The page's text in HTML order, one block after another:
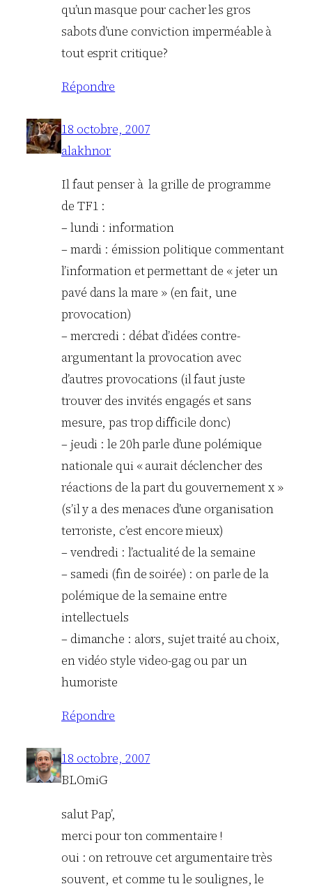
qu’un masque pour cacher les gros
sabots d’une conviction imperméable à
tout esprit critique?
Répondre
18 octobre, 2007
alakhnor
Il faut penser à la grille de programme
de TF1 :
– lundi : information
– mardi : émission politique commentant
l’information et permettant de « jeter un
pavé dans la mare » (en fait, une
provocation)
– mercredi : débat d’idées contre-
argumentant la provocation avec
d’autres provocations (il faut juste
trouver des invités engagés et sans
mesure, pas trop difficile donc)
– jeudi : le 20h parle d’une polémique
nationale qui « aurait déclencher des
réactions de la part du gouvernement x »
(s’il y a des menaces d’une organisation
terroriste, c’est encore mieux)
– vendredi : l’actualité de la semaine
– samedi (fin de soirée) : on parle de la
polémique de la semaine entre
intellectuels
– dimanche : alors, sujet traité au choix,
en vidéo style video-gag ou par un
humoriste
Répondre
18 octobre, 2007
BLOmiG
salut Pap’,
merci pour ton commentaire !
oui : on retrouve cet argumentaire très
souvent, et comme tu le soulignes, le